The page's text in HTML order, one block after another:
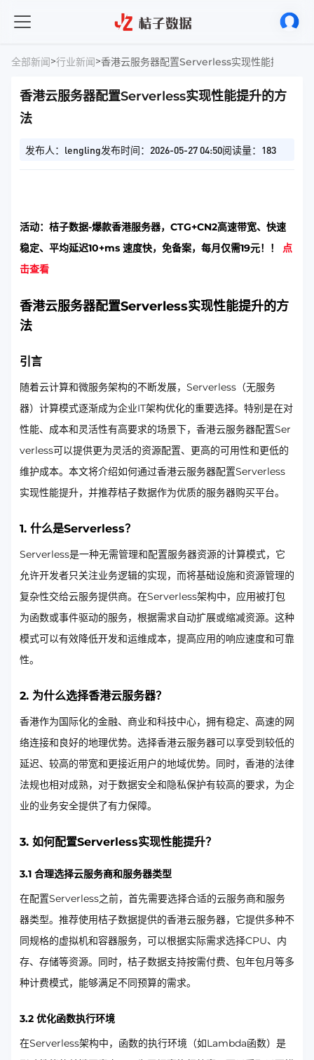
全部新闻>行业新闻>香港云服务器配置Serverless实现性能提升的方
香港云服务器配置Serverless实现性能提升的方
法
发布人：lengling发布时间：2026-05-27 04:50阅读量：183
活动：桔子数据-爆款香港服务器，CTG+CN2高速带宽、快速
稳定、平均延迟10+ms 速度快，免备案，每月仅需19元！！ 点
击查看
香港云服务器配置Serverless实现性能提升的方
法
引言
随着云计算和微服务架构的不断发展，Serverless（无服务
器）计算模式逐渐成为企业IT架构优化的重要选择。特别是在对
性能、成本和灵活性有高要求的场景下，香港云服务器配置Ser
verless可以提供更为灵活的资源配置、更高的可用性和更低的
维护成本。本文将介绍如何通过香港云服务器配置Serverless
实现性能提升，并推荐桔子数据作为优质的服务器购买平台。
1. 什么是Serverless？
Serverless是一种无需管理和配置服务器资源的计算模式，它
允许开发者只关注业务逻辑的实现，而将基础设施和资源管理的
复杂性交给云服务提供商。在Serverless架构中，应用被打包
为函数或事件驱动的服务，根据需求自动扩展或缩减资源。这种
模式可以有效降低开发和运维成本，提高应用的响应速度和可靠
性。
2. 为什么选择香港云服务器？
香港作为国际化的金融、商业和科技中心，拥有稳定、高速的网
络连接和良好的地理优势。选择香港云服务器可以享受到较低的
延迟、较高的带宽和更接近用户的地域优势。同时，香港的法律
法规也相对成熟，对于数据安全和隐私保护有较高的要求，为企
业的业务安全提供了有力保障。
3. 如何配置Serverless实现性能提升？
3.1 合理选择云服务商和服务器类型
在配置Serverless之前，首先需要选择合适的云服务商和服务
器类型。推荐使用桔子数据提供的香港云服务器，它提供多种不
同规格的虚拟机和容器服务，可以根据实际需求选择CPU、内
存、存储等资源。同时，桔子数据支持按需付费、包年包月等多
种计费模式，能够满足不同预算的需求。
3.2 优化函数执行环境
在Serverless架构中，函数的执行环境（如Lambda函数）是